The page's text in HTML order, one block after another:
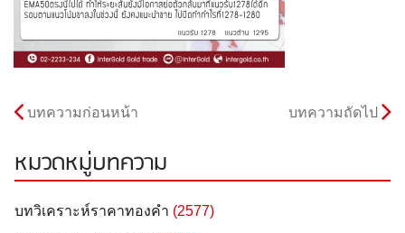
บทความก่อนหน้า บทความถัดไป
หมวดหมู่บทความ
บทวิเคราะห์ราคาทองคำ (2577)